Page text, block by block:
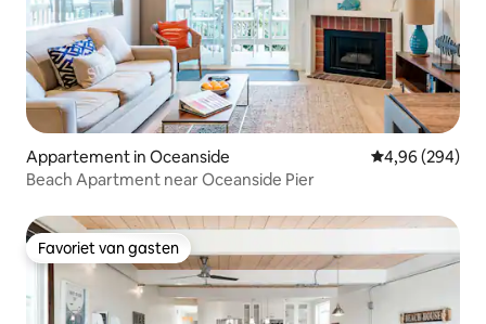
Appartement in Oceanside Gemiddelde
4,96 (294)
Beach Apartment near Oceanside Pier
Favoriet van gasten
Favoriet van gasten